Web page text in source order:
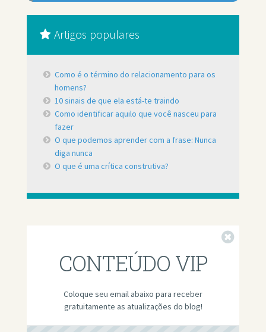
Artigos populares
Como é o término do relacionamento para os
homens?
10 sinais de que ela está-te traindo
Como identificar aquilo que você nasceu para
fazer
O que podemos aprender com a frase: Nunca
diga nunca
O que é uma crítica construtiva?
CONTEÚDO VIP
Coloque seu email abaixo para receber
gratuitamente as atualizações do blog!